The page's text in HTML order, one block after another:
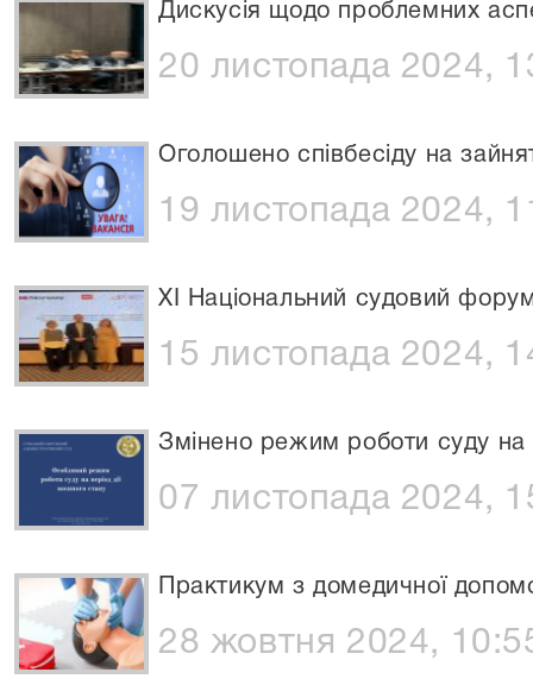
Дискусія щодо проблемних
20 листопада 2024,
Оголошено співбесіду на
19 листопада 2024,
ХІ Національний судовий
15 листопада 2024,
Змінено режим роботи суду на
07 листопада 2024,
Практикум з домедичної
28 жовтня 2024,